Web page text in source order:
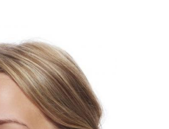
прическа
Гранж в макияже